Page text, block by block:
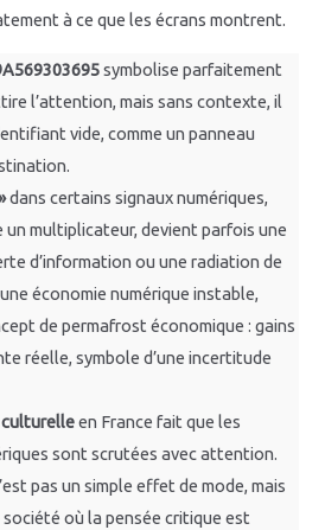
à ce que les écrans montrent.
symbolise parfaitement
l’attention, mais sans contexte, il
vide, comme un panneau
dans certains signaux numériques,
un multiplicateur, devient parfois une
d’information ou une radiation de
économie numérique instable,
de permafrost économique : gains
réelle, symbole d’une incertitude
culturelleen France fait que les
sont scrutées avec attention.
pas un simple effet de mode, mais
société où la pensée critique est